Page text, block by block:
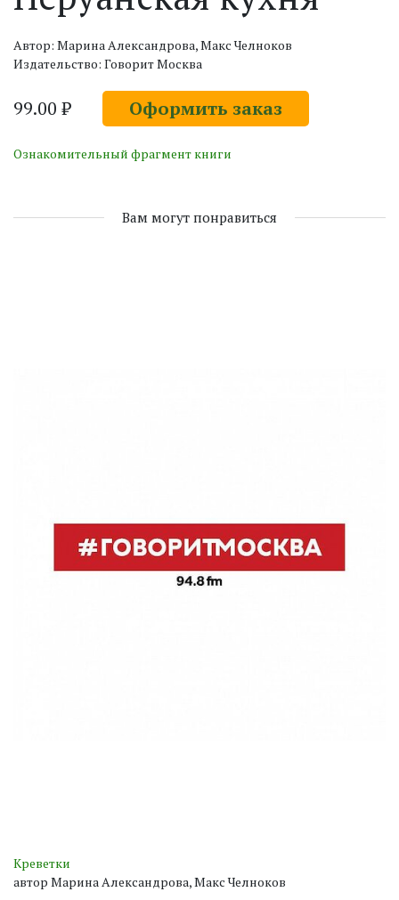
Автор: Марина Александрова, Макс Челноков
Издательство: Говорит Москва
99.00 ₽ Оформить заказ
Ознакомительный фрагмент книги
Вам могут понравиться
Креветки
автор Марина Александрова, Макс Челноков